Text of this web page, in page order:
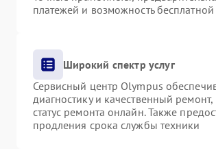
платежей и возможность
Широкий спектр услуг
Сервисный центр Olympus
диагностику и качественный
статус ремонта онлайн. Также
продления срока службы техники